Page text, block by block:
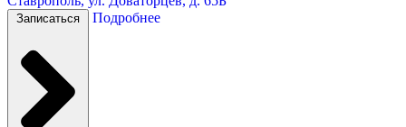
Записаться Подробнее